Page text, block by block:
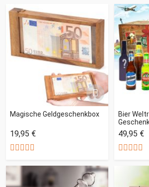
Magische Geldgeschenkbox
19,95 €
Bier
49,95 €